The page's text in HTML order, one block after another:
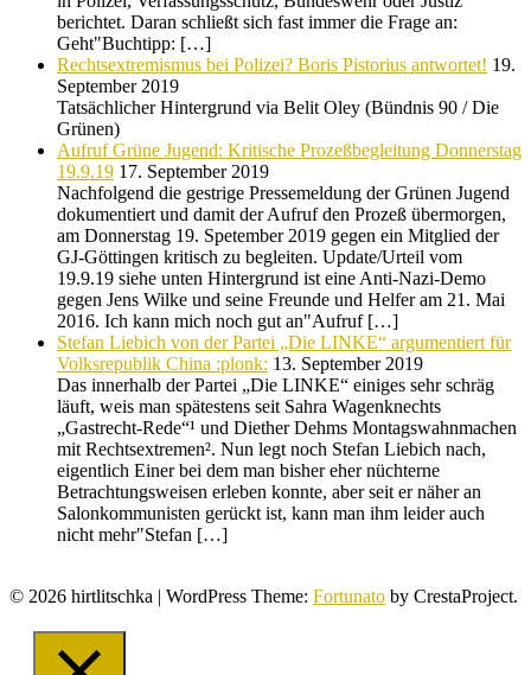
berichtet. Daran schließt sich fast immer die Frage an:
Geht"Buchtipp: […]
Rechtsextremismus bei Polizei? Boris Pistorius antwortet! 19.
September 2019
Tatsächlicher Hintergrund via Belit Oley (Bündnis 90 / Die
Grünen)
Aufruf Grüne Jugend: Kritische Prozeßbegleitung Donnerstag
19.9.19 17. September 2019
Nachfolgend die gestrige Pressemeldung der Grünen Jugend
dokumentiert und damit der Aufruf den Prozeß übermorgen,
am Donnerstag 19. Spetember 2019 gegen ein Mitglied der
GJ-Göttingen kritisch zu begleiten. Update/Urteil vom
19.9.19 siehe unten Hintergrund ist eine Anti-Nazi-Demo
gegen Jens Wilke und seine Freunde und Helfer am 21. Mai
2016. Ich kann mich noch gut an"Aufruf […]
Stefan Liebich von der Partei „Die LINKE“ argumentiert für
Volksrepublik China :plonk: 13. September 2019
Das innerhalb der Partei „Die LINKE“ einiges sehr schräg
läuft, weis man spätestens seit Sahra Wagenknechts
„Gastrecht-Rede“¹ und Diether Dehms Montagswahnmachen
mit Rechtsextremen². Nun legt noch Stefan Liebich nach,
eigentlich Einer bei dem man bisher eher nüchterne
Betrachtungsweisen erleben konnte, aber seit er näher an
Salonkommunisten gerückt ist, kann man ihm leider auch
nicht mehr"Stefan […]
© 2026 hirtlitschka | WordPress Theme: Fortunato by CrestaProject.